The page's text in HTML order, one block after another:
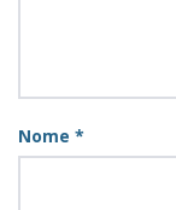
Nome *